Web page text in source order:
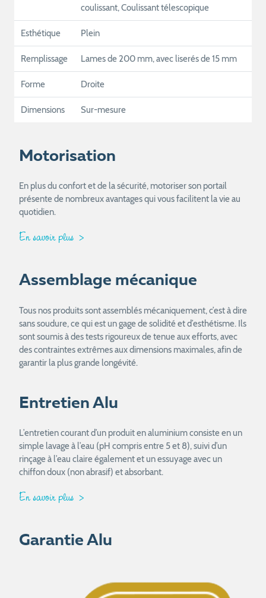
coulissant, Coulissant télescopique
Esthétique Plein
Remplissage Lames de 200 mm, avec liserés de 15 mm
Forme Droite
Dimensions Sur-mesure
Motorisation
En plus du confort et de la sécurité, motoriser son portail
présente de nombreux avantages qui vous facilitent la vie au
quotidien.
En savoir plus
Assemblage mécanique
Tous nos produits sont assemblés mécaniquement, c’est à dire
sans soudure, ce qui est un gage de solidité et d’esthétisme. Ils
sont soumis à des tests rigoureux de tenue aux efforts, avec
des contraintes extrêmes aux dimensions maximales, afin de
garantir la plus grande longévité.
Entretien Alu
L’entretien courant d’un produit en aluminium consiste en un
simple lavage à l’eau (pH compris entre 5 et 8), suivi d’un
rinçage à l’eau claire également et un essuyage avec un
chiffon doux (non abrasif) et absorbant.
En savoir plus
Garantie Alu